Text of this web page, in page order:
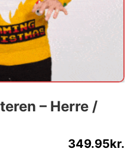
– Herre /
349.95kr.